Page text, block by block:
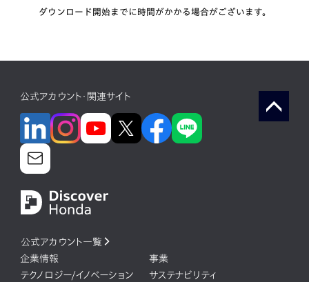
ダウンロード開始までに時間がかかる場合がございます。
公式アカウント・関連サイト
公式アカウント一覧
企業情報
事業
テクノロジー/イノベーション
サステナビリティ